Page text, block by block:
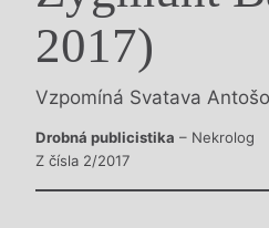
ceny
2017)
Vzpomíná Svatava
Drobná publicistika – Nekrolog
Z čísla 2/2017